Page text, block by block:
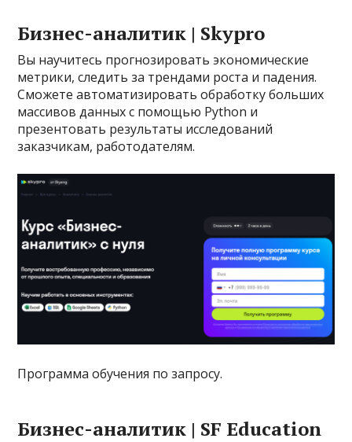
Бизнес-аналитик | Skypro
Вы научитесь прогнозировать экономические
метрики, следить за трендами роста и падения.
Сможете автоматизировать обработку больших
массивов данных с помощью Python и
презентовать результаты исследований
заказчикам, работодателям.
Программа обучения по запросу.
Бизнес-аналитик | SF Education